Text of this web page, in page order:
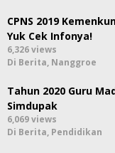
CPNS 2019
Yuk Cek Infonya!
6,326 views
Di Berita, Nanggroe
Tahun 2020 Guru
Simdupak
6,069 views
Di Berita, Pendidikan